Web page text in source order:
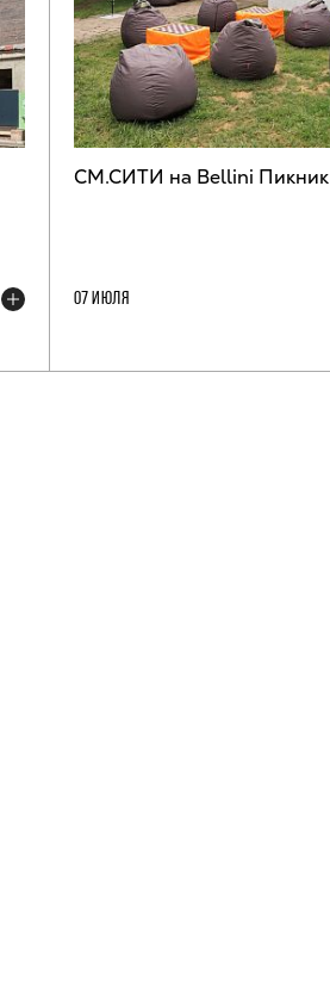
СМ.СИТИ на Bellini Пикник
07 ИЮЛЯ